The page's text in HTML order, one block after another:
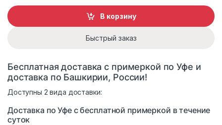
В корзину
Быстрый заказ
Бесплатная доставка с примеркой по Уфе и
доставка по Башкирии, России!
Доступны 2 вида доставки:
Доставка по Уфе с бесплатной примеркой в течение
суток